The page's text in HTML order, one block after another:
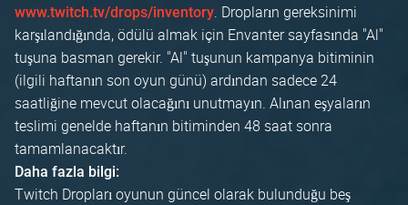
www.twitch.tv/drops/inventory. Dropların gereksinimi
karşılandığında, ödülü almak için Envanter sayfasında "Al"
tuşuna basman gerekir. "Al" tuşunun kampanya bitiminin
(ilgili haftanın son oyun günü) ardından sadece 24
saatliğine mevcut olacağını unutmayın. Alınan eşyaların
teslimi genelde haftanın bitiminden 48 saat sonra
tamamlanacaktır.
Daha fazla bilgi:
Twitch Dropları oyunun güncel olarak bulunduğu beş